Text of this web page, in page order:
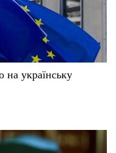
на українську